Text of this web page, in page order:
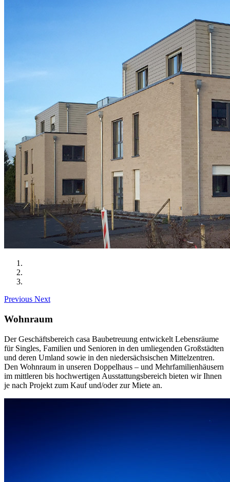
Previous Next
Wohnraum
Der Geschäftsbereich casa Baubetreuung entwickelt Lebensräume
für Singles, Familien und Senioren in den umliegenden Großstädten
und deren Umland sowie in den niedersächsischen Mittelzentren.
Den Wohnraum in unseren Doppelhaus – und Mehrfamilienhäusern
im mittleren bis hochwertigen Ausstattungsbereich bieten wir Ihnen
je nach Projekt zum Kauf und/oder zur Miete an.